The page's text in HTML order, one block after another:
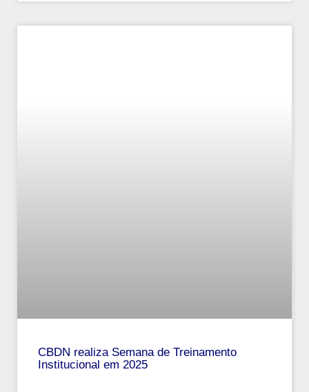
CBDN realiza Semana de Treinamento
Institucional em 2025